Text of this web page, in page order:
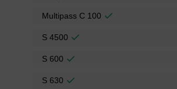
Multipass C 100
S 4500
S 600
S 630